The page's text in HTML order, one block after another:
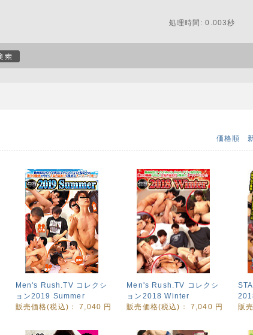
処理時間: 0.003秒
価格順
Men's Rush.TV コレクシ
ョン2019 Summer
販売価格(税込)：7,040 円
Men's Rush.TV コレクシ
ョン2018 Winter
販売価格(税込)： 7,040 円 販